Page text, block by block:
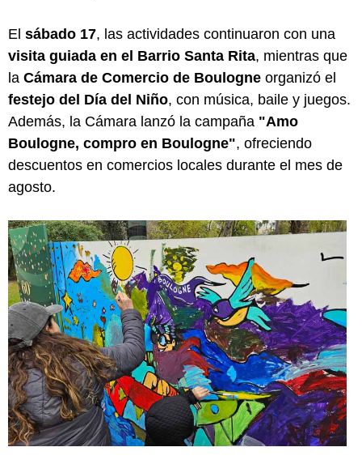
El sábado 17, las actividades continuaron con una
visita guiada en el Barrio Santa Rita, mientras que
la Cámara de Comercio de Boulogne organizó el
festejo del Día del Niño, con música, baile y juegos.
Además, la Cámara lanzó la campaña "Amo
Boulogne, compro en Boulogne", ofreciendo
descuentos en comercios locales durante el mes de
agosto.